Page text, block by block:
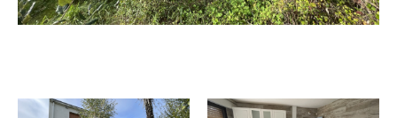
Pièces
Pièces